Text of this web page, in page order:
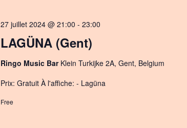
LAGÜNA (Gent)
27 juillet 2024 @ 21:00 - 23:00
Ringo Music Bar Klein Turkijke 2A, Gent, Belgium
Prix: Gratuit À l'affiche: - Lagüna
Free